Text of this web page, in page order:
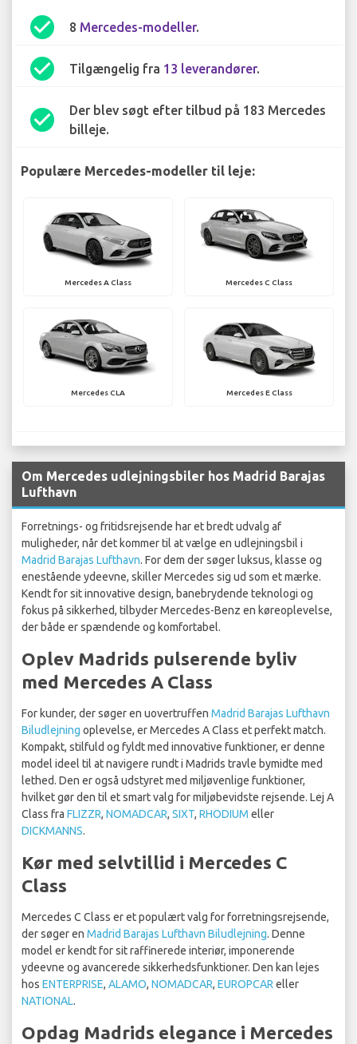
check_circle 8 Mercedes-modeller.
check_circle Tilgængelig fra 13 leverandører.
check_circle
Der blev søgt efter tilbud på 183 Mercedes
billeje.
Populære Mercedes-modeller til leje:
Mercedes A Class Mercedes C Class
Mercedes CLA Mercedes E Class
Om Mercedes udlejningsbiler hos Madrid Barajas
Lufthavn
Forretnings- og fritidsrejsende har et bredt udvalg af
muligheder, når det kommer til at vælge en udlejningsbil i
Madrid Barajas Lufthavn. For dem der søger luksus, klasse og
enestående ydeevne, skiller Mercedes sig ud som et mærke.
Kendt for sit innovative design, banebrydende teknologi og
fokus på sikkerhed, tilbyder Mercedes-Benz en køreoplevelse,
der både er spændende og komfortabel.
Oplev Madrids pulserende byliv
med Mercedes A Class
For kunder, der søger en uovertruffen Madrid Barajas Lufthavn
Biludlejning oplevelse, er Mercedes A Class et perfekt match.
Kompakt, stilfuld og fyldt med innovative funktioner, er denne
model ideel til at navigere rundt i Madrids travle bymidte med
lethed. Den er også udstyret med miljøvenlige funktioner,
hvilket gør den til et smart valg for miljøbevidste rejsende. Lej A
Class fra FLIZZR, NOMADCAR, SIXT, RHODIUM eller
DICKMANNS.
Kør med selvtillid i Mercedes C
Class
Mercedes C Class er et populært valg for forretningsrejsende,
der søger en Madrid Barajas Lufthavn Biludlejning. Denne
model er kendt for sit raffinerede interiør, imponerende
ydeevne og avancerede sikkerhedsfunktioner. Den kan lejes
hos ENTERPRISE, ALAMO, NOMADCAR, EUROPCAR eller
NATIONAL.
Opdag Madrids elegance i Mercedes